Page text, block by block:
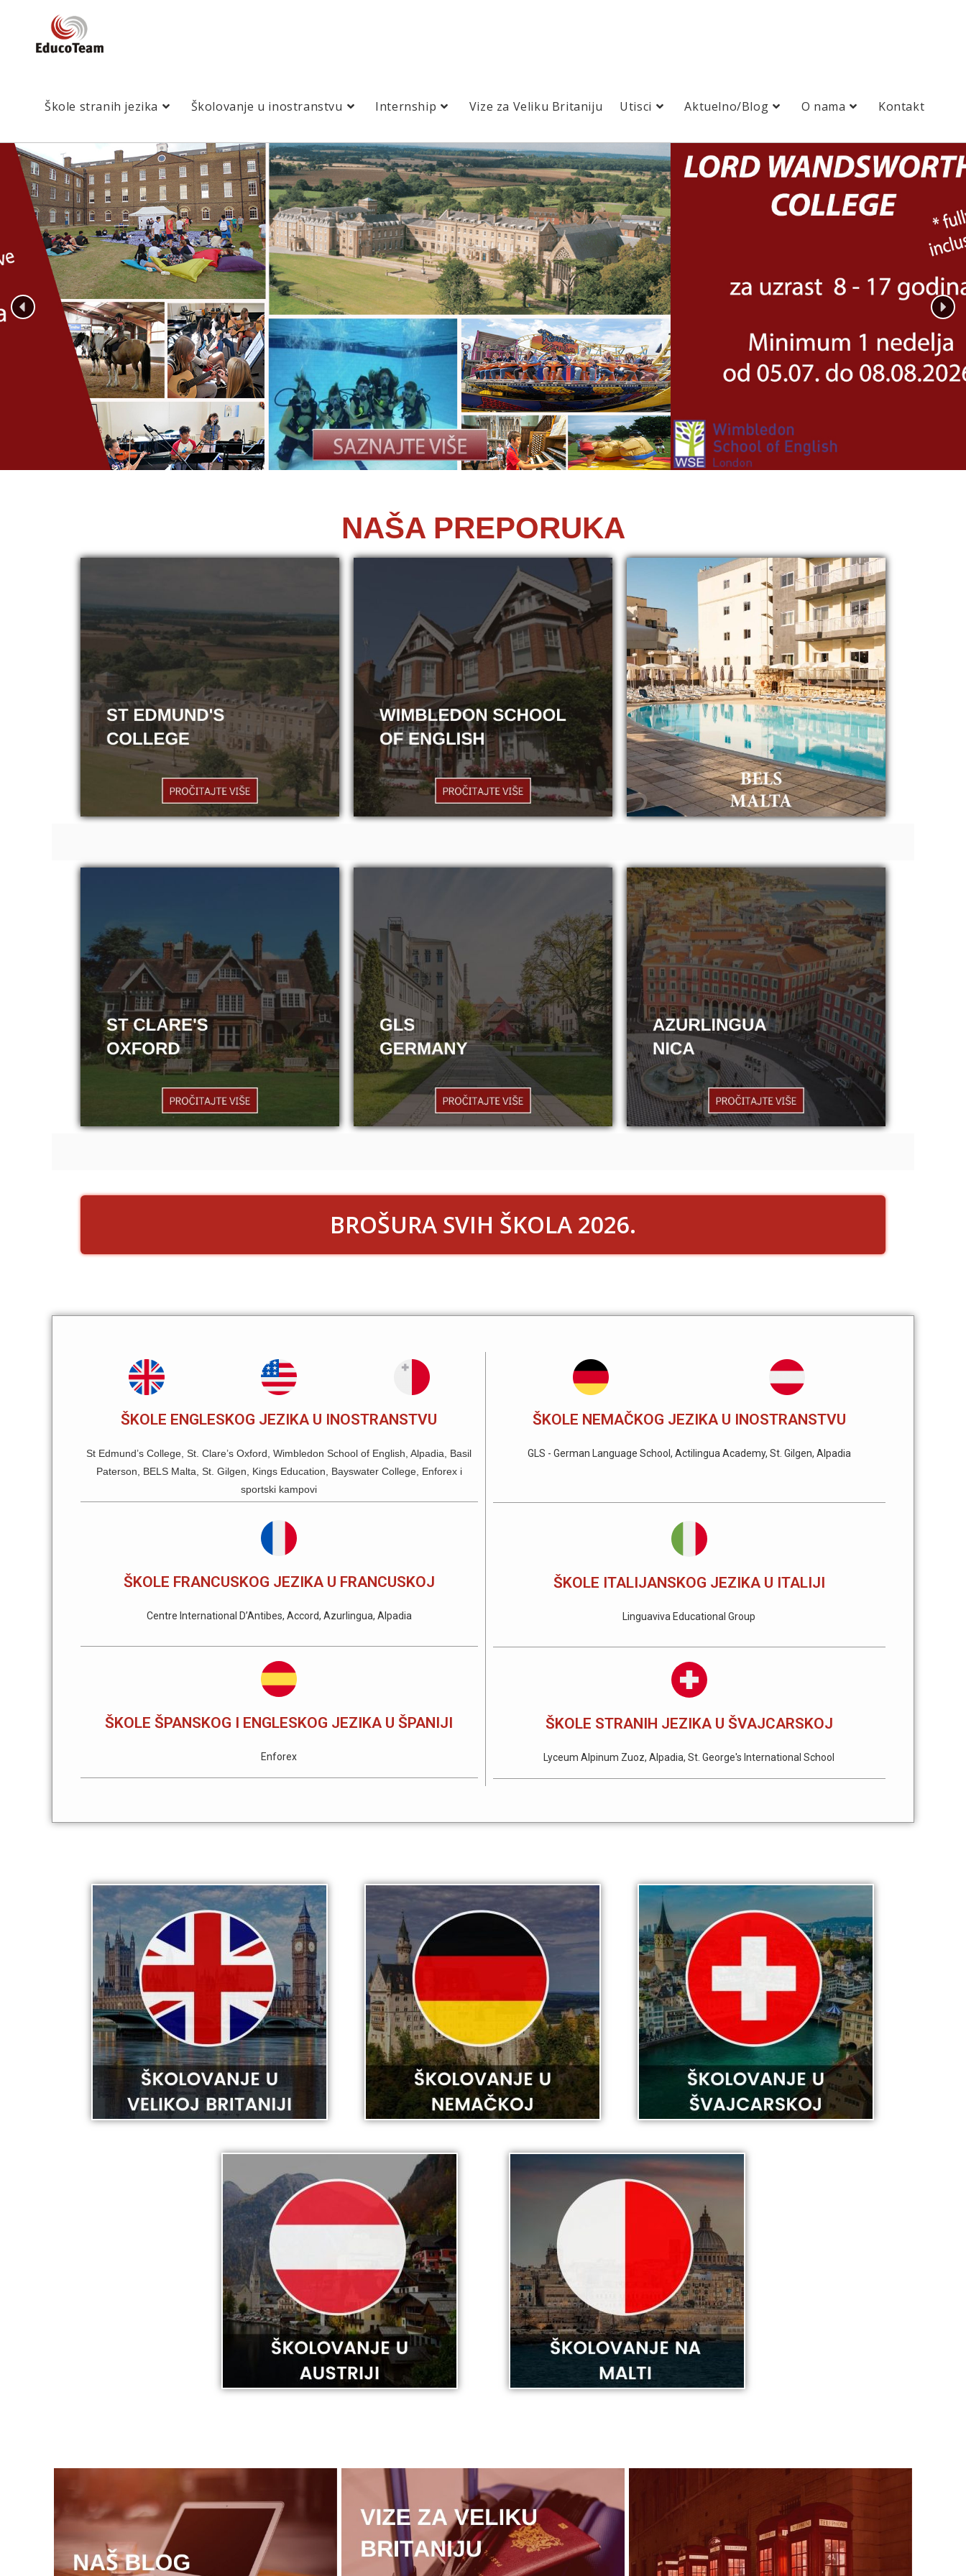
Škole stranih jezika Školovanje u inostranstvu Internship Vize za Veliku Britaniju Utisci Aktuelno/Blog O nama Kontakt
NAŠA PREPORUKA
BROŠURA SVIH ŠKOLA 2026.
ŠKOLE ENGLESKOG JEZIKA U INOSTRANSTVU
St Edmund’s College, St. Clare’s Oxford, Wimbledon School of English, Alpadia, Basil
Paterson, BELS Malta, St. Gilgen, Kings Education, Bayswater College, Enforex i
sportski kampovi
ŠKOLE FRANCUSKOG JEZIKA U FRANCUSKOJ
Centre International D’Antibes, Accord, Azurlingua, Alpadia
ŠKOLE ŠPANSKOG I ENGLESKOG JEZIKA U ŠPANIJI
Enforex
ŠKOLE NEMAČKOG JEZIKA U INOSTRANSTVU
GLS - German Language School, Actilingua Academy, St. Gilgen, Alpadia
ŠKOLE ITALIJANSKOG JEZIKA U ITALIJI
Linguaviva Educational Group
ŠKOLE STRANIH JEZIKA U ŠVAJCARSKOJ
Lyceum Alpinum Zuoz, Alpadia, St. George's International School